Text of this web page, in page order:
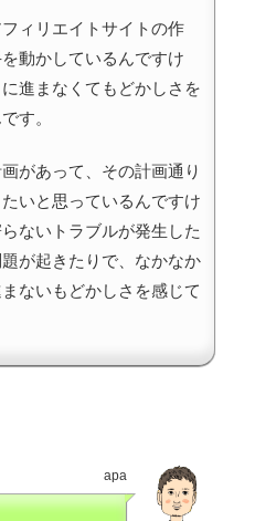
ィリエイトサイトの作
動かしているんですけ
進まなくてもどかしさを
す。
があって、その計画通り
いと思っているんですけ
ないトラブルが発生した
が起きたりで、なかなか
ないもどかしさを感じて
apa